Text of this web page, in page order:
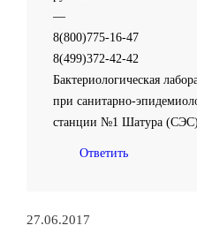
—
8(800)775-16-47
8(499)372-42-42
Бактериологическая
при санитарно-
станции №1 Шатура (СЭС)
Ответить
27.06.2017